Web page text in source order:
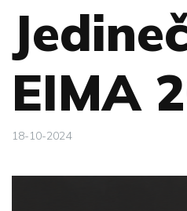
EIMA
18-10-2024